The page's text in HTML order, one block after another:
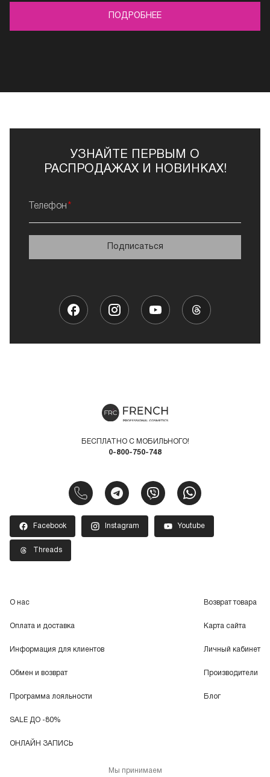
ПОДРОБНЕЕ
УЗНАЙТЕ ПЕРВЫМ О
РАСПРОДАЖАХ И НОВИНКАХ!
Телефон
Подписаться
БЕСПЛАТНО С МОБИЛЬНОГО!
0-800-750-748
Facebook Instagram Youtube
Threads
О нас
Оплата и доставка
Информация для клиентов
Обмен и возврат
Программа лояльности
SALE ДО -80%
ОНЛАЙН ЗАПИСЬ
Возврат товара
Карта сайта
Личный кабинет
Производители
Блог
Мы принимаем